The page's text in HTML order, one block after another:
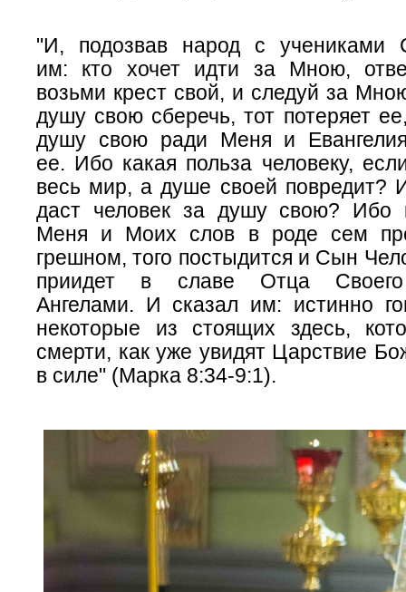
"И, подозвав народ с учениками
им: кто хочет идти за Мною,
возьми крест свой, и следуй за
душу свою сберечь, тот потеряет
душу свою ради Меня и
ее. Ибо какая польза человеку,
весь мир, а душе своей повредит?
даст человек за душу свою? Ибо
Меня и Моих слов в роде сем
грешном, того постыдится и Сын
приидет в славе Отца
Ангелами. И сказал им: истинно
некоторые из стоящих здесь,
смерти, как уже увидят Царствие
в силе" (Марка 8:34-9:1).